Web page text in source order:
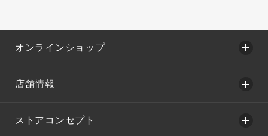
オンラインショップ
店舗情報
ストアコンセプト